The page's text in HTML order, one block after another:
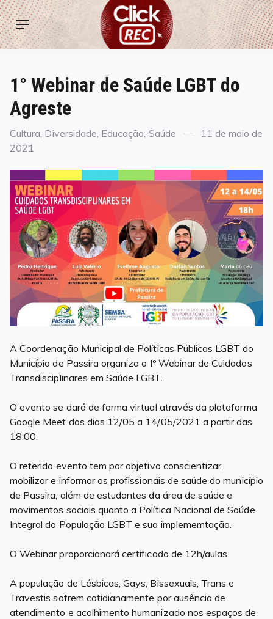
Skip
to
content
ClickREC
Menu
1° Webinar de Saúde LGBT do
Agreste
Categories
Cultura, Diversidade, Educação, Saúde
Posted
11 de maio de
2021
A Coordenação Municipal de Políticas Públicas LGBT do
Município de Passira organiza o Iº Webinar de Cuidados
Transdisciplinares em Saúde LGBT.
O evento se dará de forma virtual através da plataforma
Google Meet dos dias 12/05 a 14/05/2021 a partir das
18:00.
O referido evento tem por objetivo conscientizar,
mobilizar e informar os profissionais de saúde do município
de Passira, além de estudantes da área de saúde e
movimentos sociais quanto a Política Nacional de Saúde
Integral da População LGBT e sua implememtação.
O Webinar proporcionará certificado de 12h/aulas.
A população de Lésbicas, Gays, Bissexuais, Trans e
Travestis sofrem cotidianamente por ausência de
atendimento e acolhimento humanizado nos espaços de